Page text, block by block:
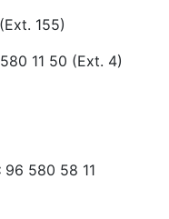
155)
11 50 (Ext. 4)
96 580 58 11